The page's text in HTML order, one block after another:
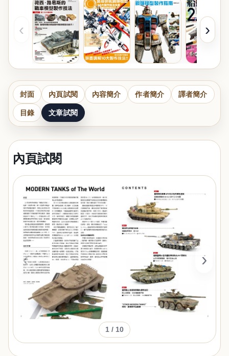
‹ ›
封面 內頁試閱 內容簡介 作者簡介 譯者簡介
目錄 文章試閱
內頁試閱
‹ ›
1 / 10